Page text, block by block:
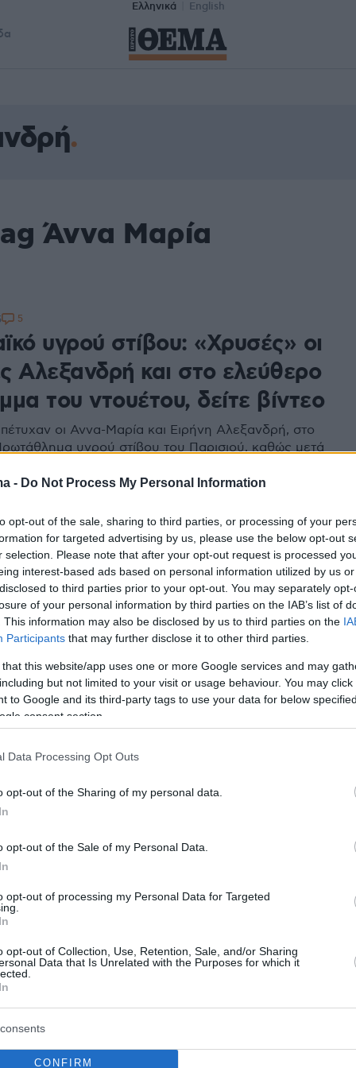
- Do Not Process My Personal Information
opt-out of the sale, sharing to third parties, or processing of your
for targeted advertising by us, please use the below opt-out
selection. Please note that after your opt-out request is processed
interest-based ads based on personal information utilized by us
to third parties prior to your opt-out. You may separately
of your personal information by third parties on the IAB’s list of
This information may also be disclosed by us to third parties on the
Participants that may further disclose it to other third parties.
that this website/app uses one or more Google services and may
but not limited to your visit or usage behaviour. You may
to Google and its third-party tags to use your data for below
consent section.
Data Processing Opt Outs
opt-out of the Sharing of my personal data.
opt-out of the Sale of my Personal Data.
opt-out of processing my Personal Data for Targeted
opt-out of Collection, Use, Retention, Sale, and/or Sharing
Data that Is Unrelated with the Purposes for which it
CONFIRM
Ελληνικά English
Άννα Μαρία
υγρού στίβου: «Χρυσές» οι
Αλεξανδρή και στο ελεύθερο
του ντουέτου, δείτε βίντεο
οι Αννα-Μαρία και Ειρήνη Αλεξανδρή, στο
υγρού στίβου του Παρισιού, καθώς μετά
του ντουέτου
5
Αλεξανδρή: Κλείνουν το...
της Αυστρίας και
στην Ελλάδα
ομοσπονδία ανακοίνωσε ότι οι τρίδυμες αδελφές
από τη χώρα μετά από περίπου έντεκα
στην Ελλάδα - Η ανακοίνωση της ΕΟΕ
κολύμβηση: Χρυσό
με την Αυστρία στο
πρωτάθλημα οι αδελφές
- Βίντεο, φωτογραφίες
κατέκτησαν το χρυσό στο τεχνικό
29